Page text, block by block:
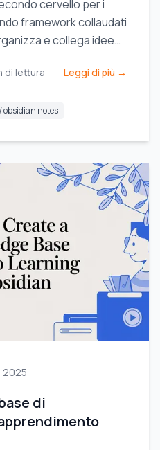
cervello per i
framework collaudati
e collega idee
di lettura Leggi di più →
obsidian notes
2025
di